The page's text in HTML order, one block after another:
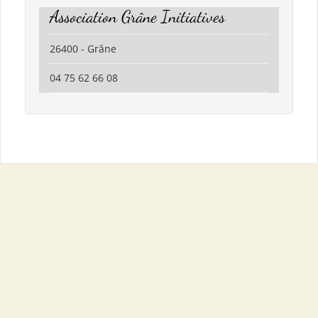
Association Grâne Initiatives
26400 - Grâne
04 75 62 66 08